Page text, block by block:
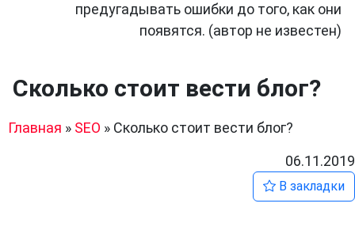
предугадывать ошибки до того, как они
появятся. (автор не известен)
Сколько стоит вести блог?
Главная » SEO » Сколько стоит вести блог?
06.11.2019
В закладки